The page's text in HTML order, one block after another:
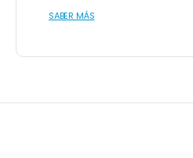
SABER MÁS